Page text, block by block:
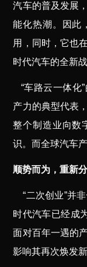
汽车的普及发展，
能化热潮。因此
用，同时，它也
时代汽车的全新
“车路云一体化
产力的典型代表
整个制造业向数
识。而全球汽车
顺势而为，重新
“二次创业”并
时代汽车已经成
面对百年一遇的
影响其再次焕发新